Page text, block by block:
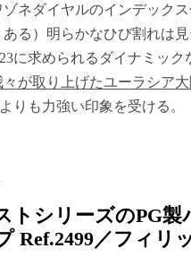
ネダイヤルのインデック
ある）明らかなひび割れは
に求められるダイナミッ
々が取り上げたユーラシア
よりも力強い印象を受ける。
トシリーズのPG製
Ref.2499／フィリ